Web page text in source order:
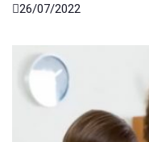
26/07/2022